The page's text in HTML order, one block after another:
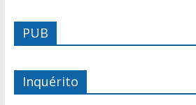
PUB
Inquérito